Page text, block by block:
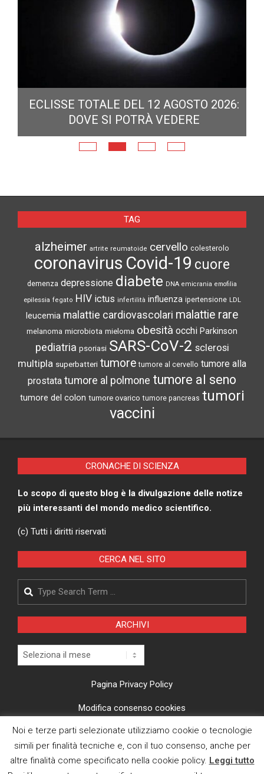
ECLISSE TOTALE DEL 12 AGOSTO 2026:
DOVE SI POTRÀ VEDERE
TAG
alzheimer artrite reumatoide cervello colesterolo
coronavirus Covid-19 cuore
demenza depressione diabete DNA emicrania emofilia
epilessia fegato HIV ictus infertilità influenza ipertensione LDL
leucemia malattie cardiovascolari malattie rare
melanoma microbiota mieloma obesità occhi Parkinson
pediatria psoriasi SARS-CoV-2 sclerosi
multipla superbatteri tumore tumore al cervello tumore alla
prostata tumore al polmone tumore al seno
tumore del colon tumore ovarico tumore pancreas tumori
vaccini
CRONACHE DI SCIENZA
Lo scopo di questo blog è la divulgazione delle notize
più interessanti del mondo medico scientifico.
(c) Tutti i diritti riservati
CERCA NEL SITO
Search
ARCHIVI
Archivi
Pagina Privacy Policy
Modifica consenso cookies
CI TROVI ANCHE SU
Noi e terze parti selezionate utilizziamo cookie o tecnologie
simili per finalità tecniche e, con il tuo consenso, anche per
altre finalità come specificato nella cookie policy. Leggi tutto